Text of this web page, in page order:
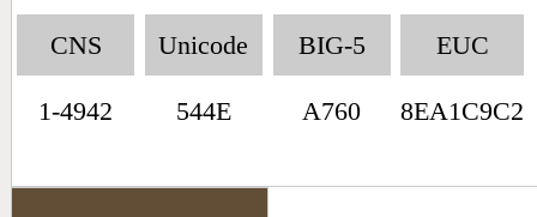
CNS
1-4942
Unicode
544E
BIG-5
A760
EUC
8EA1C9C2